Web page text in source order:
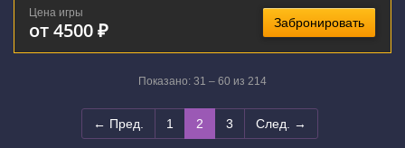
Цена игры
от 4500 ₽ Забронировать
Показано: 31 – 60 из 214
← Пред. 1 2 3 След. →